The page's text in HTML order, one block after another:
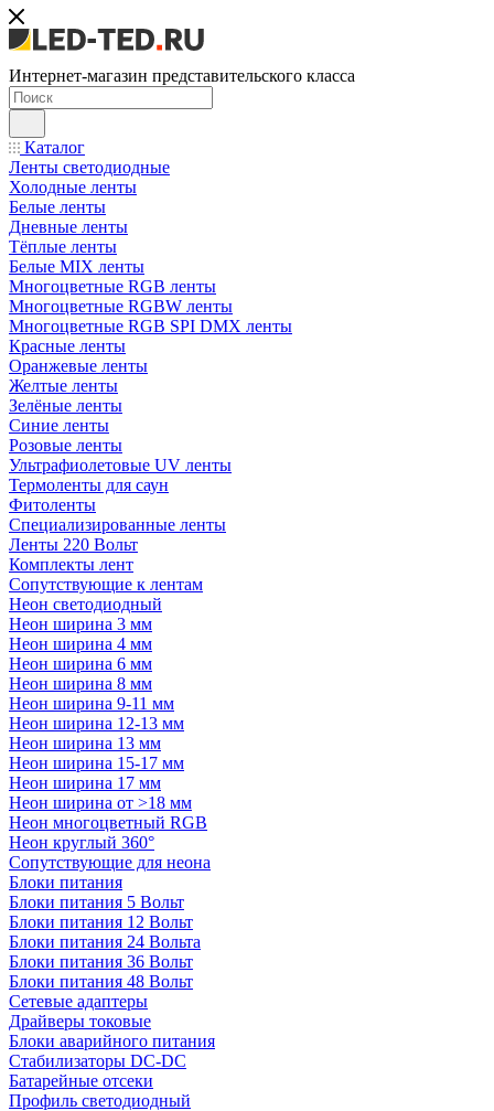
Интернет-магазин представительского класса
Каталог
Ленты светодиодные
Холодные ленты
Белые ленты
Дневные ленты
Тёплые ленты
Белые MIX ленты
Многоцветные RGB ленты
Многоцветные RGBW ленты
Многоцветные RGB SPI DMX ленты
Красные ленты
Оранжевые ленты
Желтые ленты
Зелёные ленты
Синие ленты
Розовые ленты
Ультрафиолетовые UV ленты
Термоленты для саун
Фитоленты
Специализированные ленты
Ленты 220 Вольт
Комплекты лент
Сопутствующие к лентам
Неон светодиодный
Неон ширина 3 мм
Неон ширина 4 мм
Неон ширина 6 мм
Неон ширина 8 мм
Неон ширина 9-11 мм
Неон ширина 12-13 мм
Неон ширина 13 мм
Неон ширина 15-17 мм
Неон ширина 17 мм
Неон ширина от >18 мм
Неон многоцветный RGB
Неон круглый 360°
Сопутствующие для неона
Блоки питания
Блоки питания 5 Вольт
Блоки питания 12 Вольт
Блоки питания 24 Вольта
Блоки питания 36 Вольт
Блоки питания 48 Вольт
Сетевые адаптеры
Драйверы токовые
Блоки аварийного питания
Стабилизаторы DC-DC
Батарейные отсеки
Профиль светодиодный